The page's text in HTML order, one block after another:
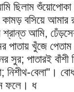
ছিলাম
কামড় বসিয়ে
শ্রান্ত আমি,
পাতায় খুঁজে
সুর; পাতারই
নিশীথ-বেলা"।
ফলে। ধ